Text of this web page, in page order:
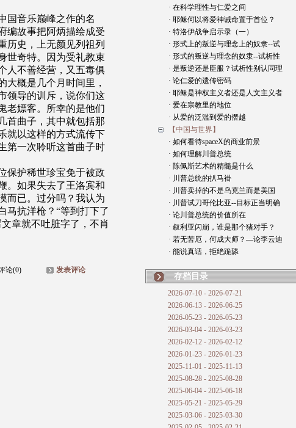
国音乐巅峰之作的名
编故事把阿炳描绘成受
历史，上无颜见列祖列
世奇特。因为受礼教束
人不善经营，又五毒俱
大概是几个月时间里，
领导的训斥，说你们这
老嫖客。所幸的是他们
首曲子，其中就包括那
就以这样的方式流传下
第一次聆听这首曲子时
保护稀世珍宝免于被政
。如果失去了王洛宾和
而已。过分吗？我认为
马抗洋枪？“等到打下了
章就不吐脏字了，不肖
论(0) 发表评论
· 在科学理性与仁爱之间
· 耶稣何以将爱神诫命置于首位？
· 特洛伊战争启示录（一）
· 形式上的叛逆与理念上的奴隶--试
· 形式的叛逆与理念的奴隶--试析性
· 是叛逆还是臣服？试析性别认同理
· 论仁爱的遗传密码
· 耶稣是神权主义者还是人文主义者
· 爱在宗教里的地位
· 从爱的泛滥到爱的僭越
【中国与世界】
· 如何看待spaceX的商业前景
· 如何理解川普总统
· 陈佩斯艺术的精髓是什么
· 川普总统的扒马褂
· 川普卖掉的不是乌克兰而是美国
· 川普试刀哥伦比亚--目标正当明确
· 论川普总统的价值所在
· 叙利亚闪崩，谁是那个猪对手？
· 若无苦厄，何成大师？—论李云迪
· 能说真话，拒绝跪舔
存档目录
2026-07-10 - 2026-07-21
2026-06-13 - 2026-06-25
2026-05-23 - 2026-05-23
2026-03-04 - 2026-03-23
2026-02-12 - 2026-02-12
2026-01-23 - 2026-01-23
2025-11-01 - 2025-11-13
2025-08-28 - 2025-08-28
2025-06-04 - 2025-06-18
2025-05-21 - 2025-05-29
2025-03-06 - 2025-03-30